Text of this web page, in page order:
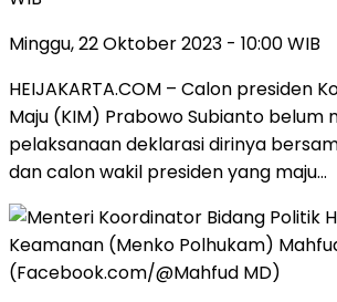
Minggu, 22 Oktober 2023 - 10:00 WIB
HEIJAKARTA.COM – Calon presiden
Maju (KIM) Prabowo Subianto belum
pelaksanaan deklarasi dirinya
dan calon wakil presiden yang maju…